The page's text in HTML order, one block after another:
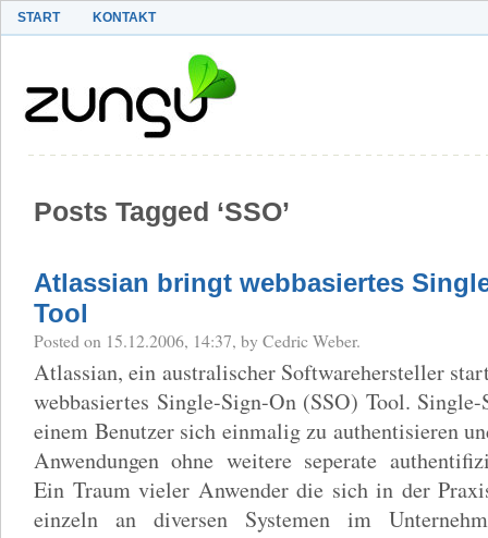
START KONTAKT
Posts Tagged ‘SSO’
Atlassian bringt webbasiertes
Tool
Posted on 15.12.2006, 14:37, by Cedric Weber.
Atlassian, ein australischer Softwarehersteller
webbasiertes Single-Sign-On (SSO) Tool.
einem Benutzer sich einmalig zu authentisieren
Anwendungen ohne weitere seperate
Ein Traum vieler Anwender die sich in der
einzeln an diversen Systemen im